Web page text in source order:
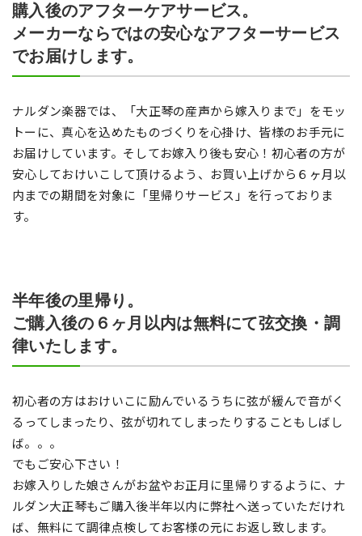
購入後のアフターケアサービス。
メーカーならではの安心なアフターサービス
でお届けします。
ナルダン楽器では、「大正琴の産声から嫁入りまで」をモッ
トーに、真心を込めたものづくりを心掛け、皆様のお手元に
お届けしています。そしてお嫁入り後も安心！初心者の方が
安心しておけいこして頂けるよう、お買い上げから６ヶ月以
内までの期間を対象に「里帰りサービス」を行っておりま
す。
半年後の里帰り。
ご購入後の６ヶ月以内は無料にて弦交換・調
律いたします。
初心者の方はおけいこに励んでいるうちに弦が緩んで音がく
るってしまったり、弦が切れてしまったりすることもしばし
ば。。。
でもご安心下さい！
お嫁入りした娘さんがお盆やお正月に里帰りするように、ナ
ルダン大正琴もご購入後半年以内に弊社へ送っていただけれ
ば、無料にて調律点検してお客様の元にお返し致します。